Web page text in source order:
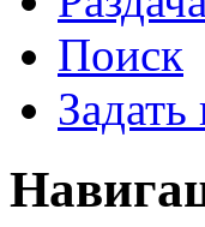
Поиск